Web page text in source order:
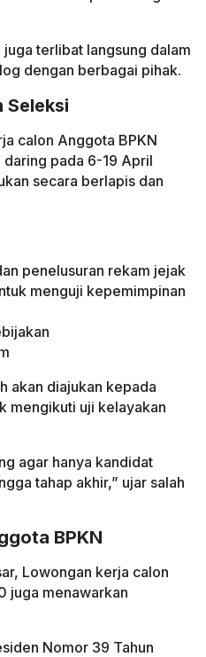
terlibat langsung dalam
dengan berbagai pihak.
Seleksi
calon Anggota BPKN
pada 6-19 April
secara berlapis dan
penelusuran rekam jejak
menguji kepemimpinan
akan diajukan kepada
mengikuti uji kelayakan
agar hanya kandidat
tahap akhir,” ujar salah
BPKN
Lowongan kerja calon
juga menawarkan
Nomor 39 Tahun